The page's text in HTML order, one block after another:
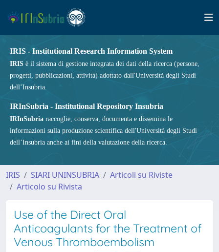
IRIS - Institutional Research Information System
IRIS è il sistema di gestione integrata dei dati della ricerca (persone,
progetti, pubblicazioni, attività) adottato dall'Università degli Studi
dell’Insubria.
IRInSubria - Institutional Repository Insubria
IRInSubria raccoglie, conserva, documenta e dissemina le
informazioni sulla produzione scientifica dell'Università degli Studi
dell’Insubria anche ai fini della valutazione della ricerca.
IRIS SIARI UNINSUBRIA
Articoli su Riviste
Articolo su Rivista
Use of the Direct Oral
Anticoagulants for the Treatment of
Venous Thromboembolism